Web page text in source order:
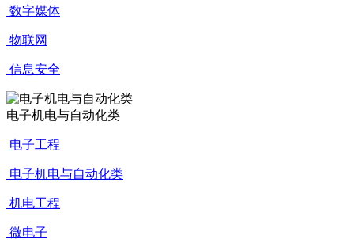
数字媒体
物联网
信息安全
电子机电与自动化类
电子工程
电子机电与自动化类
机电工程
微电子